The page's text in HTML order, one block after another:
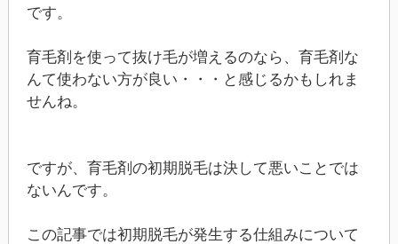
です。
育毛剤を使って抜け毛が増えるのなら、育毛剤な
んて使わない方が良い・・・と感じるかもしれま
せんね。
ですが、育毛剤の初期脱毛は決して悪いことでは
ないんです。
この記事では初期脱毛が発生する仕組みについて